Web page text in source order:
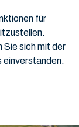
für
Sie sich mit der
einverstanden.